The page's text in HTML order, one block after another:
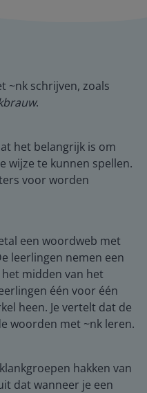
~nk schrijven, zoals
.
het belangrijk is om
wijze te kunnen spellen.
voor worden
een woordweb met
leerlingen nemen een
midden van het
één voor één
heen. Je vertelt dat de
woorden met ~nk leren.
hakken van
dat wanneer je een